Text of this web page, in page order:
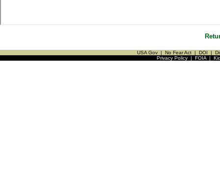
USA Gov | No Fear Act | DOI |
Privacy Policy| FOIA|